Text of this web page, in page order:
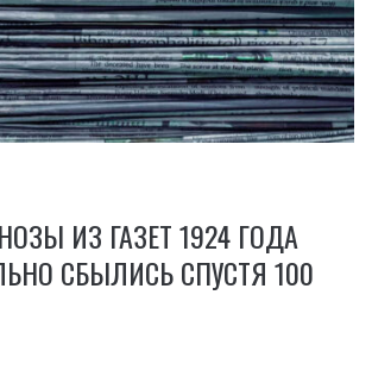
ИЗ ГАЗЕТ 1924 ГОДА
СБЫЛИСЬ СПУСТЯ 100